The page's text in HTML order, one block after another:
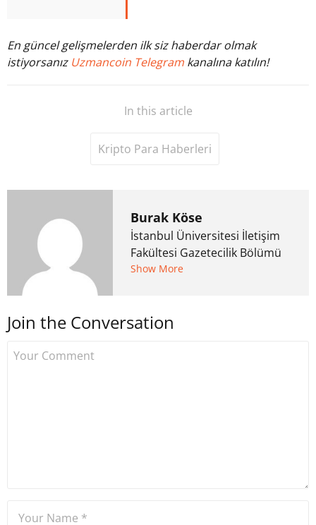
En güncel gelişmelerden ilk siz haberdar olmak
istiyorsanız Uzmancoin Telegram kanalına katılın!
In this article
Kripto Para Haberleri
Burak Köse
İstanbul Üniversitesi İletişim
Fakültesi Gazetecilik Bölümü
mezunu. 6 yıl ana akım
kurdu. 2017'nin Mayıs ayından
Show More
Join the Conversation